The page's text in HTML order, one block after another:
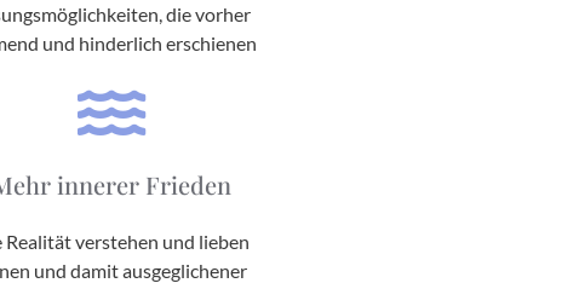
die vorher
und hinderlich erschienen
innerer Frieden
Realität verstehen und lieben
und damit ausgeglichener